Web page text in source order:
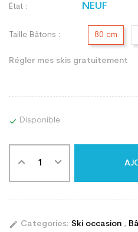
État : NEUF
Taille Bâtons : 80 cm
Régler mes skis gratuitement
 Disponible
edit Categories: Ski occasion ,